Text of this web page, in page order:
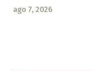
ago 7, 2026